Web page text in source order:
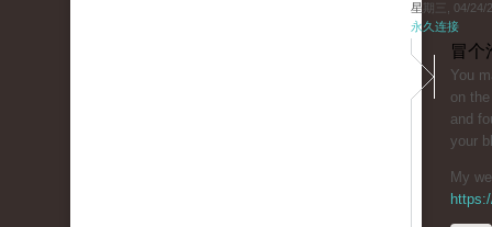
星期三, 04/24/
永久连接
冒个
You
on
and
your
My